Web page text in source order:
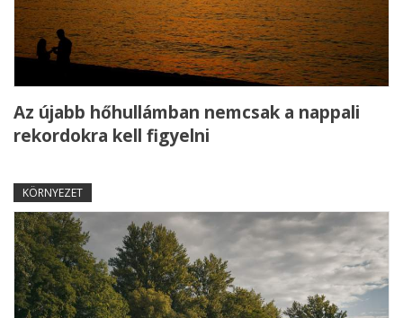
Az újabb hőhullámban nemcsak a nappali
rekordokra kell figyelni
KÖRNYEZET